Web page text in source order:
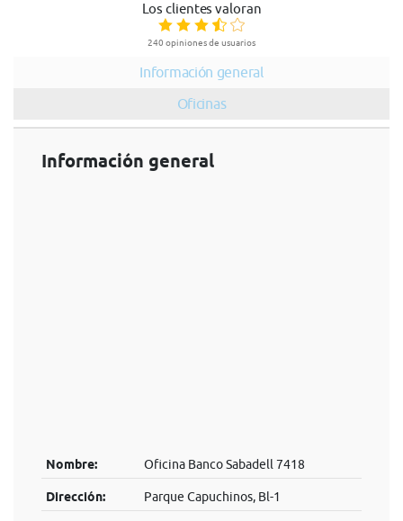
Los clientes valoran
240 opiniones de usuarios
Información general
Oficinas
Información general
Nombre: Oficina Banco Sabadell 7418
Dirección: Parque Capuchinos, Bl-1